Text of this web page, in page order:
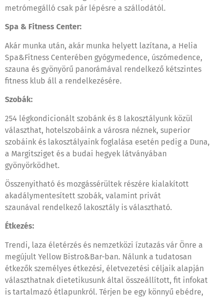
metrómegálló csak pár lépésre a szállodától.
Spa & Fitness Center:
Akár munka után, akár munka helyett lazítana, a Helia
Spa&Fitness Centerében gyógymedence, úszómedence,
szauna és gyönyörű panorámával rendelkező kétszintes
fitness klub áll a rendelkezésére.
Szobák:
254 légkondicionált szobánk és 8 lakosztályunk közül
választhat, hotelszobáink a városra néznek, superior
szobáink és lakosztályaink foglalása esetén pedig a Duna,
a Margitsziget és a budai hegyek látványában
gyönyörködhet.
Összenyitható és mozgássérültek részére kialakított
akadálymentesített szobák, valamint privát
szaunával rendelkező lakosztály is választható.
Étkezés:
Trendi, laza életérzés és nemzetközi ízutazás vár Önre a
megújult Yellow Bistro&Bar-ban. Nálunk a tudatosan
étkezők személyes étkezési, életvezetési céljaik alapján
választhatnak dietetikusunk által összeállított, fit infokat
is tartalmazó étlapunkról. Térjen be egy könnyű ebédre,